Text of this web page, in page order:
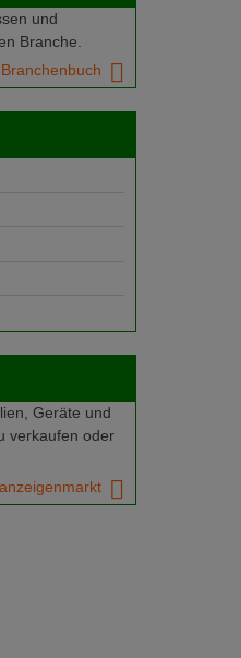
und
Branche.
Geräte und
verkaufen oder